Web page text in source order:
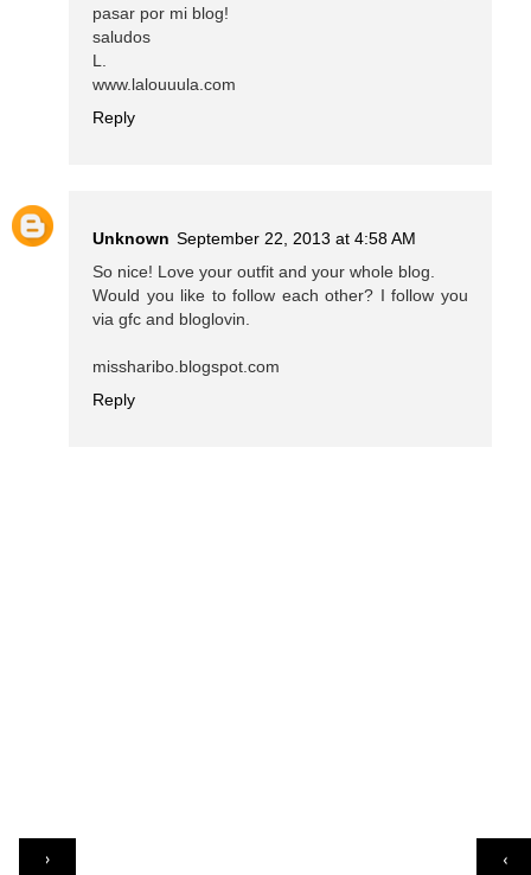
pasar por mi blog!
saludos
L.
www.lalouuula.com
Reply
Unknown September 22, 2013 at 4:58 AM
So nice! Love your outfit and your whole blog.
Would you like to follow each other? I follow you
via gfc and bloglovin.
missharibo.blogspot.com
Reply
‹
›